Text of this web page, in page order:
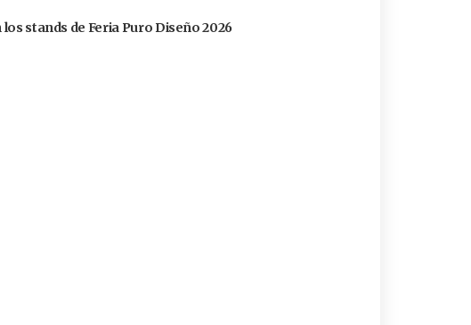
stands de Feria Puro Diseño 2026